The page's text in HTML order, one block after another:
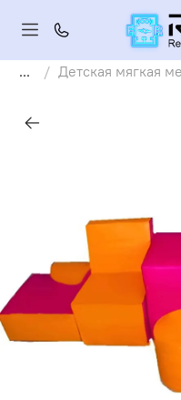
... Детская мягкая